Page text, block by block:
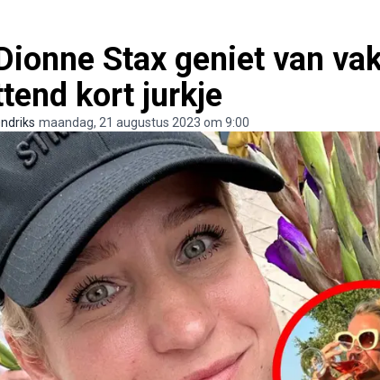
Stax geniet van
kort jurkje
maandag, 21 augustus 2023 om 9:00